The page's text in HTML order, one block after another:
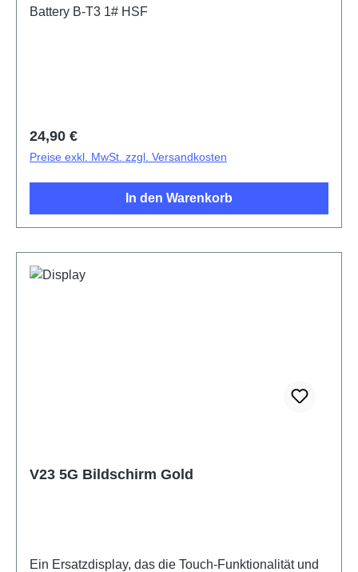
Battery B-T3 1# HSF
Regulärer Preis:
24,90 €
Preise exkl. MwSt. zzgl. Versandkosten
In den Warenkorb
V23 5G Bildschirm Gold
Ein Ersatzdisplay, das die Touch-Funktionalität und